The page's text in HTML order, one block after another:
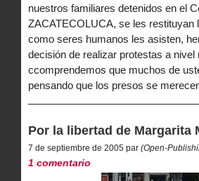
nuestros familiares detenidos en el
ZACATECOLUCA, se les restituyan
como seres humanos les asisten,
decisión de realizar protestas a nivel
ccomprendemos que muchos de
pensando que los presos se
Por la libertad de Margarita
7 de septiembre de 2005 par (Open-
1 comentario